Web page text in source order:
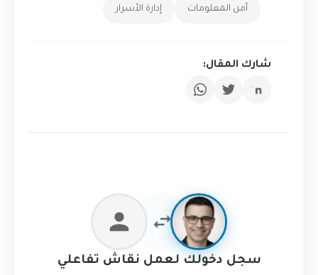
أمن المعلومات إدارة الأسرار
شارك المقال:
سجل دخولك لعمل نقاش تفاعلي